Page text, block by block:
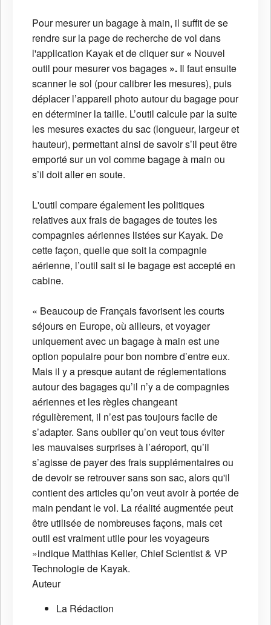
Pour mesurer un bagage à main, il suffit de se
rendre sur la page de recherche de vol dans
l'application Kayak et de cliquer sur« Nouvel
outil pour mesurer vos bagages ». Il faut ensuite
scanner le sol (pour calibrer les mesures), puis
déplacer l’appareil photo autour du bagage pour
en déterminer la taille. L’outil calcule par la suite
les mesures exactes du sac (longueur, largeur et
hauteur), permettant ainsi de savoir s’il peut être
emporté sur un vol comme bagage à main ou
s’il doit aller en soute.
L'outil compare également les politiques
relatives aux frais de bagages de toutes les
compagnies aériennes listées sur Kayak. De
cette façon, quelle que soit la compagnie
aérienne, l’outil sait si le bagage est accepté en
cabine.
« Beaucoup de Français favorisent les courts
séjours en Europe, où ailleurs, et voyager
uniquement avec un bagage à main est une
option populaire pour bon nombre d’entre eux.
Mais il y a presque autant de réglementations
autour des bagages qu’il n’y a de compagnies
aériennes et les règles changeant
régulièrement, il n’est pas toujours facile de
s’adapter. Sans oublier qu’on veut tous éviter
les mauvaises surprises à l’aéroport, qu’il
s’agisse de payer des frais supplémentaires ou
de devoir se retrouver sans son sac, alors qu'il
contient des articles qu’on veut avoir à portée de
main pendant le vol. La réalité augmentée peut
être utilisée de nombreuses façons, mais cet
outil est vraiment utile pour les voyageurs
»indique Matthias Keller, Chief Scientist & VP
Technologie de Kayak.
Auteur
La Rédaction